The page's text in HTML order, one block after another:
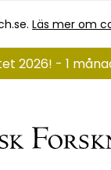
Läs mer om
2026! - 1